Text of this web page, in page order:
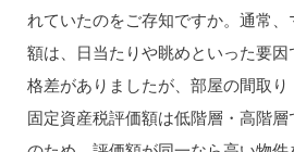
れていたのをご存知ですか。通常
額は、日当たりや眺めといった要
格差がありましたが、部屋の間取り
固定資産税評価額は低階層・高階